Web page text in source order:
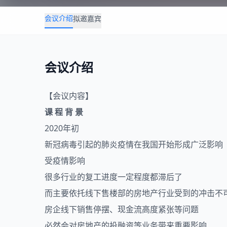
会议介绍拟邀嘉宾
会议介绍
【会议内容】
课 程 背 景
2020年初
新冠病毒引起的肺炎疫情在我国开始形成广泛影响
受疫情影响
很多行业的复工进度一定程度都滞后了
而主要依托线下售楼部的房地产行业受到的冲击不
房企线下销售停摆、现金流高度紧张等问题